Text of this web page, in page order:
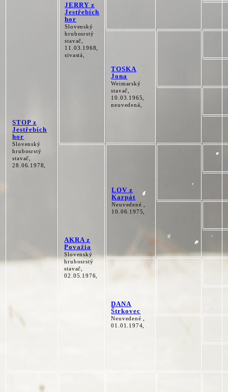
STOP z
Jestřebích
hor
Slovenský
hrubosrstý
stavač,
28.06.1978,
JERRY z
Jestřebích
hor
Slovenský
hrubosrstý
stavač,
11.03.1968,
sivastá,
TOSKA
Jona
Weimarský
stavač,
10.03.1965,
neuvedená,
AKRA z
Považia
Slovenský
hrubosrstý
stavač,
02.05.1976,
LOV z
Karpát
Neuvedené ,
10.06.1975,
DANA
Štrkovec
Neuvedené ,
01.01.1974,